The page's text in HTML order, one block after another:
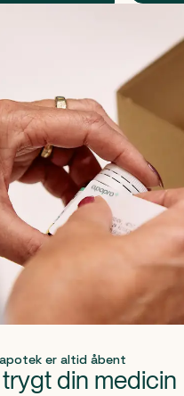
er altid åbent
din medicin